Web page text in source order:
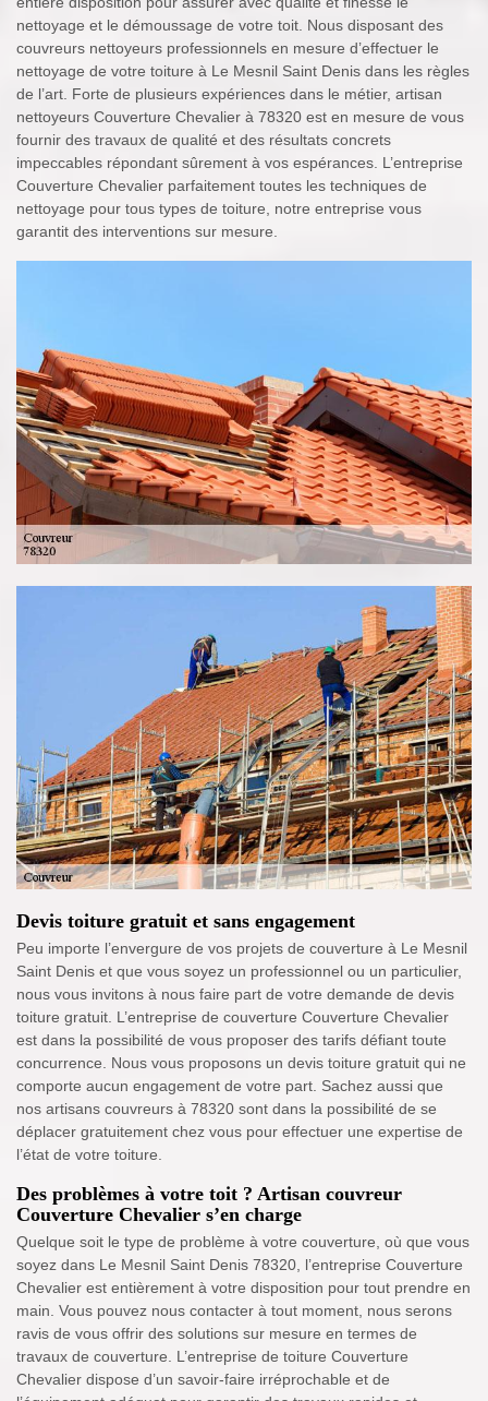
nettoyage et le démoussage de votre toit. Nous disposant des
couvreurs nettoyeurs professionnels en mesure d’effectuer le
nettoyage de votre toiture à Le Mesnil Saint Denis dans les règles
de l’art. Forte de plusieurs expériences dans le métier, artisan
nettoyeurs Couverture Chevalier à 78320 est en mesure de vous
fournir des travaux de qualité et des résultats concrets
impeccables répondant sûrement à vos espérances. L’entreprise
Couverture Chevalier parfaitement toutes les techniques de
nettoyage pour tous types de toiture, notre entreprise vous
garantit des interventions sur mesure.
Devis toiture gratuit et sans engagement
Peu importe l’envergure de vos projets de couverture à Le Mesnil
Saint Denis et que vous soyez un professionnel ou un particulier,
nous vous invitons à nous faire part de votre demande de devis
toiture gratuit. L’entreprise de couverture Couverture Chevalier
est dans la possibilité de vous proposer des tarifs défiant toute
concurrence. Nous vous proposons un devis toiture gratuit qui ne
comporte aucun engagement de votre part. Sachez aussi que
nos artisans couvreurs à 78320 sont dans la possibilité de se
déplacer gratuitement chez vous pour effectuer une expertise de
l’état de votre toiture.
Des problèmes à votre toit ? Artisan couvreur
Couverture Chevalier s’en charge
Quelque soit le type de problème à votre couverture, où que vous
soyez dans Le Mesnil Saint Denis 78320, l’entreprise Couverture
Chevalier est entièrement à votre disposition pour tout prendre en
main. Vous pouvez nous contacter à tout moment, nous serons
ravis de vous offrir des solutions sur mesure en termes de
travaux de couverture. L’entreprise de toiture Couverture
Chevalier dispose d’un savoir-faire irréprochable et de